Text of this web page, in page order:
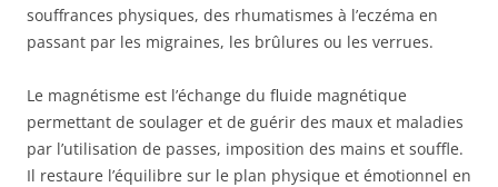
souffrances physiques, des rhumatismes à l’eczéma en
passant par les migraines, les brûlures ou les verrues.
Le magnétisme est l’échange du fluide magnétique
permettant de soulager et de guérir des maux et maladies
par l’utilisation de passes, imposition des mains et souffle.
Il restaure l’équilibre sur le plan physique et émotionnel en